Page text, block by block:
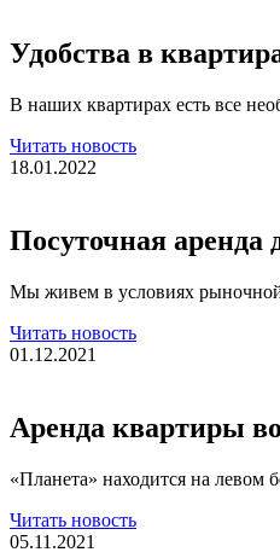
Удобства в
В наших квартирах есть все
Читать новость
18.01.2022
Посуточная
Мы живем в условиях рыночной
Читать новость
01.12.2021
Аренда квартиры
«Планета» находится на левом
Читать новость
05.11.2021